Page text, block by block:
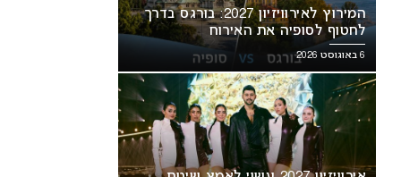
המירוץ לאירוויזיון 2027: בורגס בדרך
לחטוף לסופיה את האירוח
6 באוגוסט 2026